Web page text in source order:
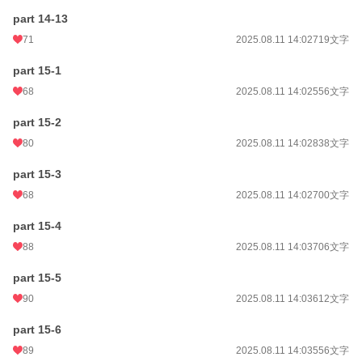
part 14-13
71 2025.08.11 14:02719文字
part 15-1
68 2025.08.11 14:02556文字
part 15-2
80 2025.08.11 14:02838文字
part 15-3
68 2025.08.11 14:02700文字
part 15-4
88 2025.08.11 14:03706文字
part 15-5
90 2025.08.11 14:03612文字
part 15-6
89 2025.08.11 14:03556文字